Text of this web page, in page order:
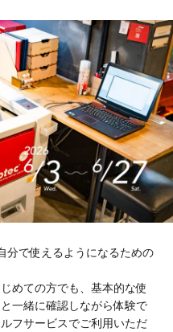
Taipei
Strasbourg
Bangkok
分で使えるようになるための
めての方でも、基本的な使
一緒に確認しながら体験で
フサービスでご利用いただ